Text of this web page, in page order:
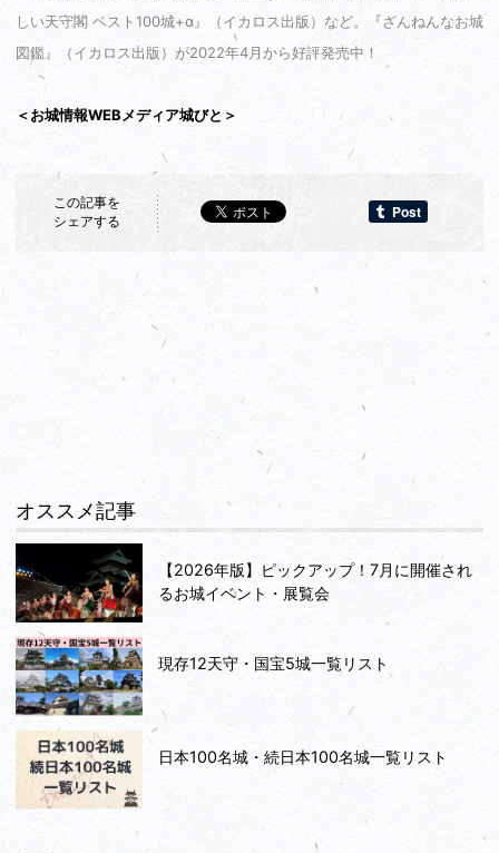
しい天守閣 ベスト100城+α』（イカロス出版）など。『ざんねんなお城
図鑑』（イカロス出版）が2022年4月から好評発売中！
＜お城情報WEBメディア城びと＞
この記事を
シェアする
オススメ記事
【2026年版】ピックアップ！7月に開催され
るお城イベント・展覧会
現存12天守・国宝5城一覧リスト
日本100名城・続日本100名城一覧リスト